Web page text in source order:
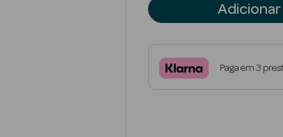
Adicionar
Paga em 3